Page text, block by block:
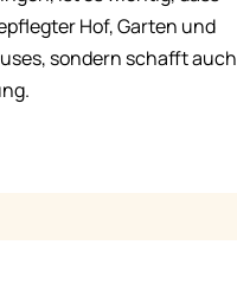
Hof, Garten und
sondern schafft auch